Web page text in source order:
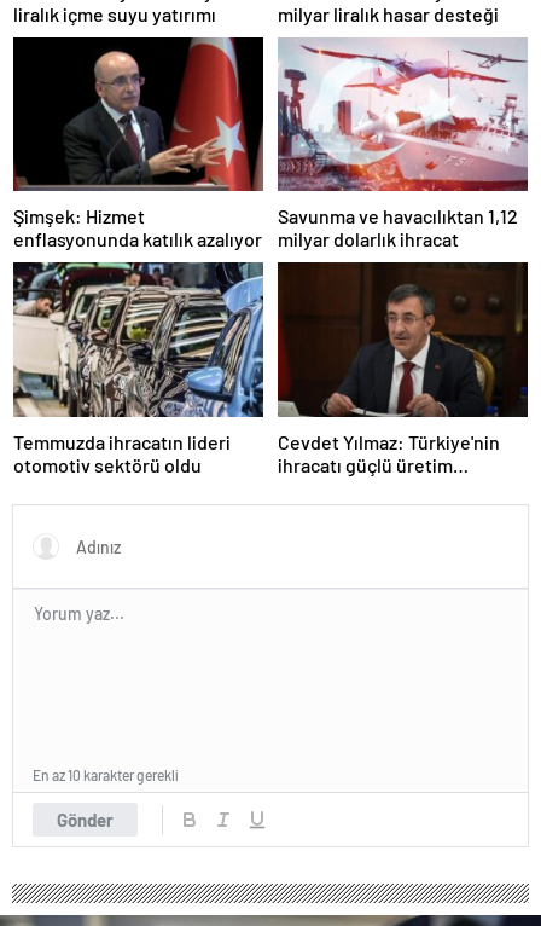
liralık içme suyu yatırımı
milyar liralık hasar desteği
Şimşek: Hizmet
enflasyonunda katılık azalıyor
Savunma ve havacılıktan 1,12
milyar dolarlık ihracat
Temmuzda ihracatın lideri
otomotiv sektörü oldu
Cevdet Yılmaz: Türkiye'nin
ihracatı güçlü üretim
sürdürmektedir
Gönder
En az 10 karakter gerekli